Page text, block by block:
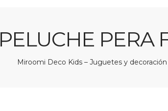
PELUCHE PERA
Miroomi Deco Kids – Juguetes y